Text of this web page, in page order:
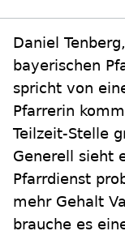
Daniel
bayerischen
spricht von
Pfarrerin
Teilzeit-Stelle
Generell sieht
Pfarrdienst
mehr Gehalt
brauche es